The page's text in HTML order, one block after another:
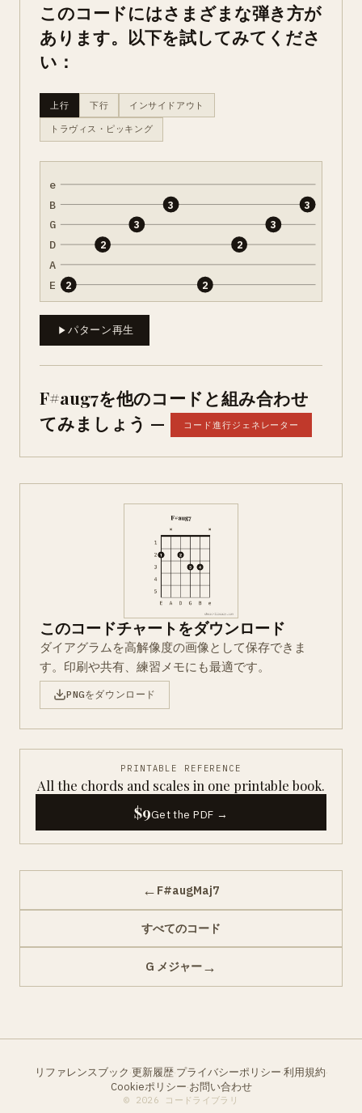
このコードにはさまざまな弾き方が
あります。以下を試してみてくださ
い：
上行 下行 インサイドアウト
トラヴィス・ピッキング
e
B
G
D
A
E
2
2
3
3
2
2
3
3
パターン再生
F#aug7を他のコードと組み合わせ
てみましょう —
コード進行ジェネレーター
このコードチャートをダウンロード
ダイアグラムを高解像度の画像として保存できま
す。印刷や共有、練習メモにも最適です。
PNGをダウンロード
PRINTABLE REFERENCE
All the chords and scales in one printable book.
$9Get the PDF →
← F#augMaj7
すべてのコード
G メジャー→
リファレンスブック ·更新履歴·プライバシーポリシー·利用規約·
Cookieポリシー·お問い合わせ
© 2026 コードライブラリ